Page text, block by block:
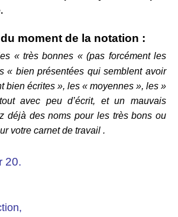
moment de la notation :
« très bonnes « (pas forcément les
« bien présentées qui semblent avoir
bien écrites », les « moyennes », les »
avec peu d’écrit, et un mauvais
déjà des noms pour les très bons ou
votre carnet de travail .
20.